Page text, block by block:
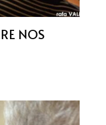
NOS